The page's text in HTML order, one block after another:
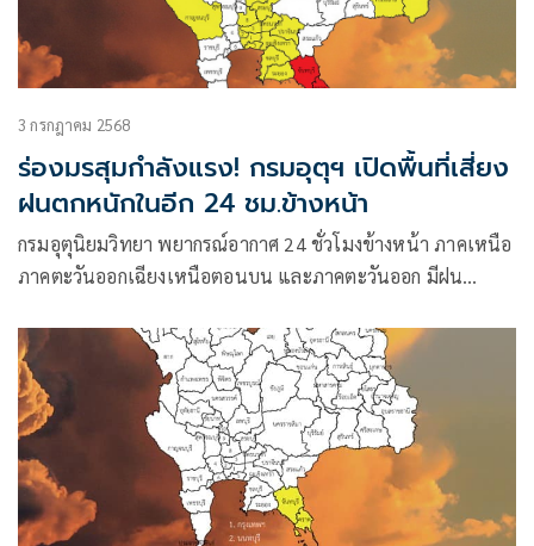
3 กรกฎาคม 2568
ร่องมรสุมกำลังแรง! กรมอุตุฯ เปิดพื้นที่เสี่ยง
ฝนตกหนักในอีก 24 ชม.ข้างหน้า
กรมอุตุนิยมวิทยา พยากรณ์อากาศ 24 ชั่วโมงข้างหน้า ภาคเหนือ
ภาคตะวันออกเฉียงเหนือตอนบน และภาคตะวันออก มีฝน
ตกหนักบางพื้นที่